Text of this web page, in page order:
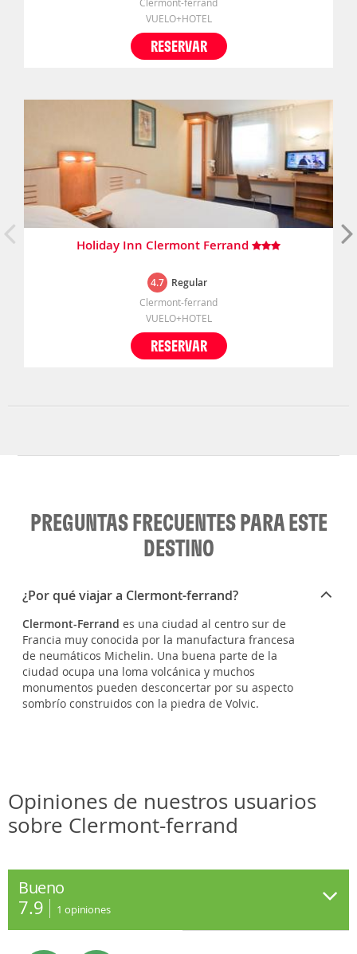
VUELO+HOTEL
RESERVAR
Holiday Inn Clermont Ferrand
4.7 Regular
Clermont-ferrand
VUELO+HOTEL
RESERVAR
PREGUNTAS FRECUENTES PARA ESTE
DESTINO
¿Por qué viajar a Clermont-ferrand?
Clermont-Ferrand es una ciudad al centro sur de
Francia muy conocida por la manufactura francesa
de neumáticos Michelin. Una buena parte de la
ciudad ocupa una loma volcánica y muchos
monumentos pueden desconcertar por su aspecto
sombrío construidos con la piedra de Volvic.
Opiniones de nuestros usuarios
sobre Clermont-ferrand
Bueno
7.9 1 opiniones